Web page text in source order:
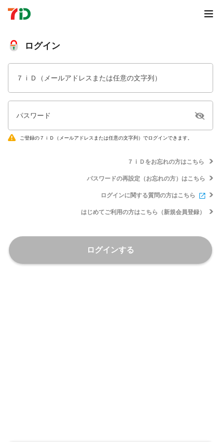
ログイン
７ｉＤ（メールアドレスまたは任意の文字列）
パスワード
ご登録の７ｉＤ（メールアドレスまたは任意の文字列）でログインできます。
７ｉＤをお忘れの方はこちら
パスワードの再設定（お忘れの方）はこちら
ログインに関する質問の方はこちら
はじめてご利用の方はこちら（新規会員登録）
ログインする